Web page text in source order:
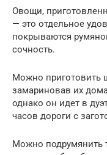
Овощи,
— это отдельное
покрываются
сочность.
Можно приготовить
замариновав их
однако он идет в
часов дороги с
Можно подрумянить